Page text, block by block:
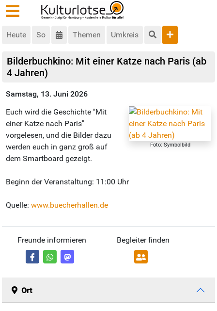
Heute So Themen Umkreis
Bilderbuchkino: Mit einer Katze nach Paris (ab
4 Jahren)
Samstag, 13. Juni 2026
Foto: Symbolbild
Euch wird die Geschichte "Mit
einer Katze nach Paris"
vorgelesen, und die Bilder dazu
werden euch in ganz groß auf
dem Smartboard gezeigt.
Beginn der Veranstaltung: 11:00 Uhr
Quelle: www.buecherhallen.de
Freunde informieren Begleiter finden
Ort